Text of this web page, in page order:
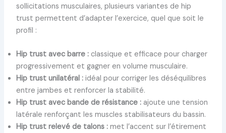
sollicitations musculaires, plusieurs variantes de hip
trust permettent d’adapter l’exercice, quel que soit le
profil :
Hip trust avec barre :classique et efficace pour charger
progressivement et gagner en volume musculaire.
Hip trust unilatéral :idéal pour corriger les déséquilibres
entre jambes et renforcer la stabilité.
Hip trust avec bande de résistance :ajoute une tension
latérale renforçant les muscles stabilisateurs du bassin.
Hip trust relevé de talons :met l’accent sur l’étirement